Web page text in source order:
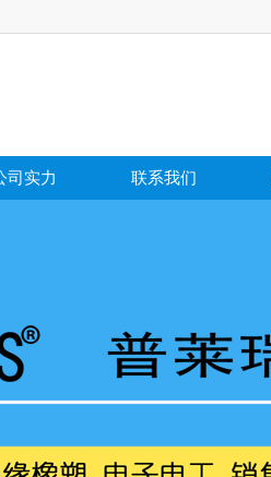
司实力 联系我们